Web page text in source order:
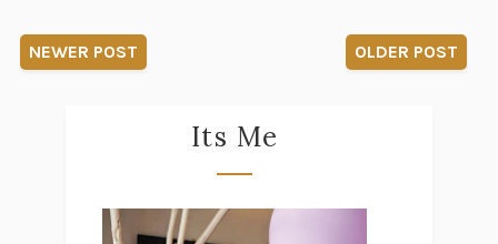
NEWER POST OLDER POST
Its Me